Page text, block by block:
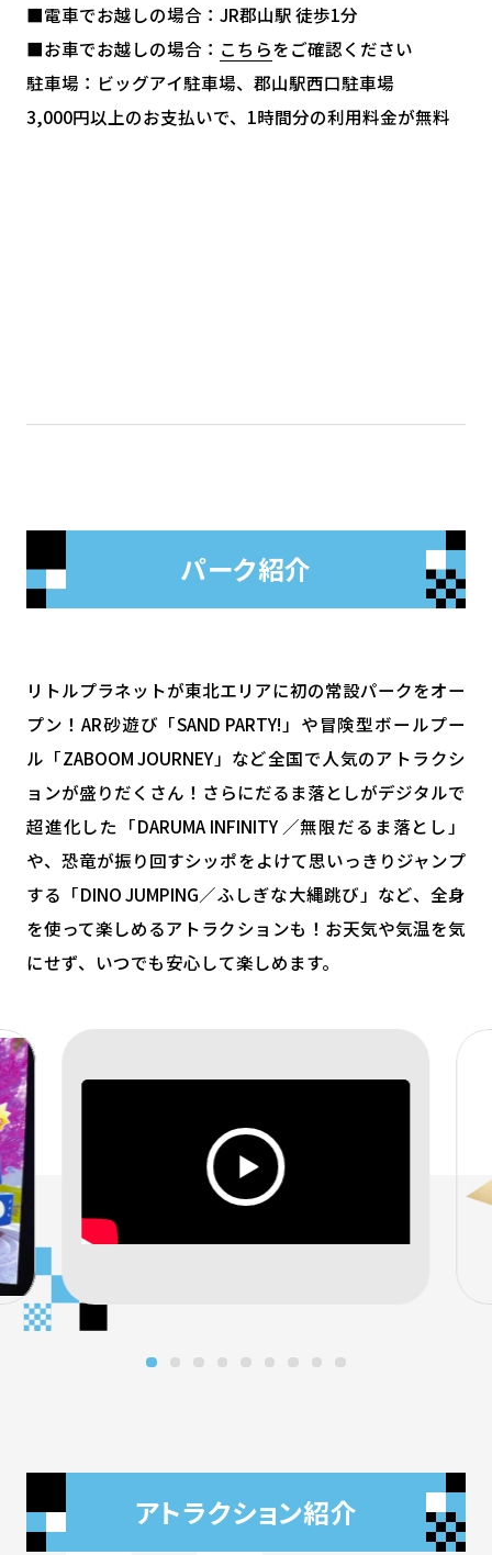
■電車でお越しの場合：JR郡山駅 徒歩1分
■お車でお越しの場合： こちらをご確認ください
駐車場：ビッグアイ駐車場、郡山駅西口駐車場
3,000円以上のお支払いで、1時間分の利用料金が無料
パーク紹介
リトルプラネットが東北エリアに初の常設パークをオー
プン！AR砂遊び「SAND PARTY!」や冒険型ボールプー
ル「ZABOOM JOURNEY」など全国で人気のアトラクシ
ョンが盛りだくさん！さらにだるま落としがデジタルで
超進化した「DARUMA INFINITY ／無限だるま落とし」
や、恐竜が振り回すシッポをよけて思いっきりジャンプ
する「DINO JUMPING／ふしぎな大縄跳び」など、全身
を使って楽しめるアトラクションも！お天気や気温を気
にせず、いつでも安心して楽しめます。
アトラクション紹介